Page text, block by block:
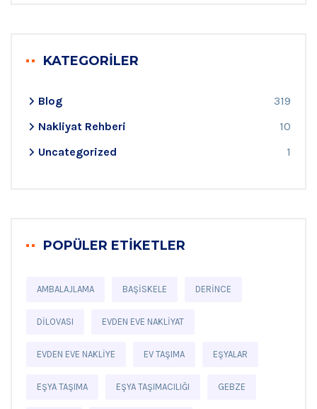
KATEGORILER
Blog
319
Nakliyat Rehberi
10
Uncategorized
1
POPÜLER ETIKETLER
AMBALAJLAMA BAŞISKELE DERINCE
DILOVASI EVDEN EVE NAKLIYAT
EVDEN EVE NAKLIYE EV TAŞIMA EŞYALAR
EŞYA TAŞIMA EŞYA TAŞIMACILIĞI GEBZE